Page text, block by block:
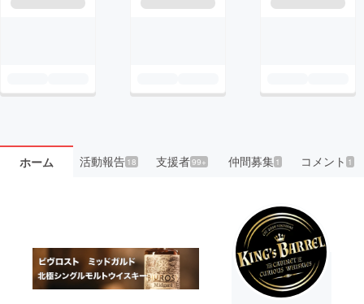
ホーム 活動報告18 支援者99+ 仲間募集 1 コメント 1